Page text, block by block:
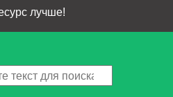
лучше!